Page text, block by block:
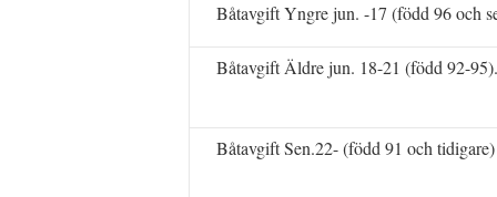
Båtavgift Yngre jun. -17 (född 96 och
Båtavgift Äldre jun. 18-21 (född 92-95).
Båtavgift Sen.22- (född 91 och tidigare)